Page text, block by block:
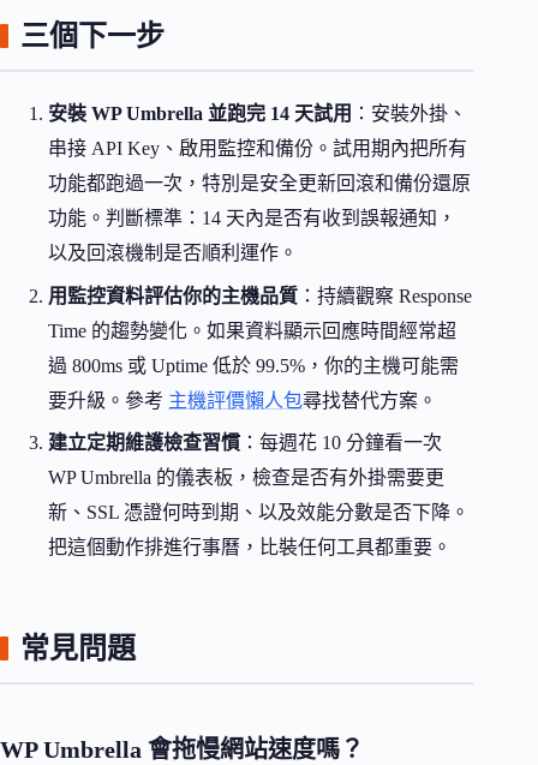
三個下一步
安裝 WP Umbrella 並跑完 14 天試用 ：安裝外掛、
串接 API Key、啟用監控和備份。試用期內把所有
功能都跑過一次，特別是安全更新回滾和備份還原
功能。判斷標準：14 天內是否有收到誤報通知，
以及回滾機制是否順利運作。
用監控資料評估你的主機品質 ：持續觀察 Response
Time 的趨勢變化。如果資料顯示回應時間經常超
過 800ms 或 Uptime 低於 99.5%，你的主機可能需
要升級。參考 主機評價懶人包尋找替代方案。
建立定期維護檢查習慣 ：每週花 10 分鐘看一次
WP Umbrella 的儀表板，檢查是否有外掛需要更
新、SSL 憑證何時到期、以及效能分數是否下降。
把這個動作排進行事曆，比裝任何工具都重要。
常見問題
WP Umbrella 會拖慢網站速度嗎？